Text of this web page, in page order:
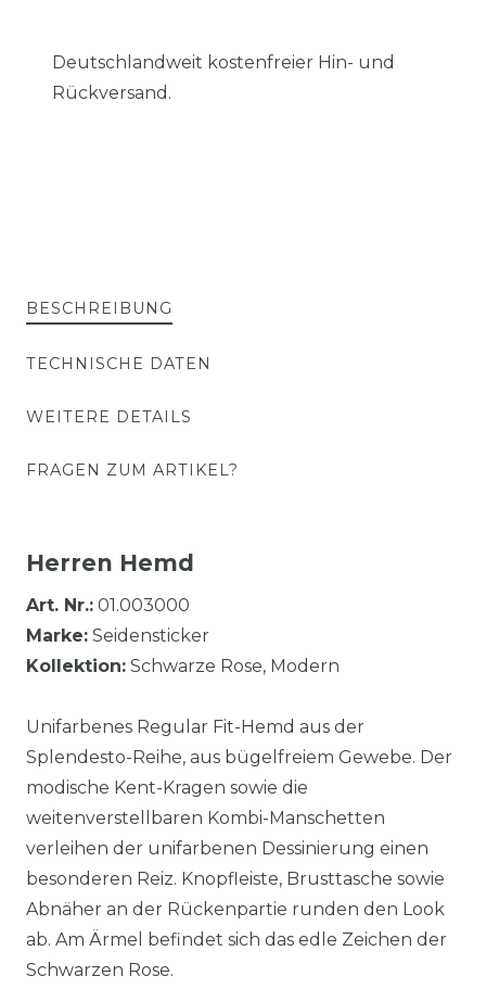
Deutschlandweit kostenfreier Hin- und
Rückversand.
BESCHREIBUNG
TECHNISCHE DATEN
WEITERE DETAILS
FRAGEN ZUM ARTIKEL?
Herren Hemd
Art. Nr.: 01.003000
Marke: Seidensticker
Kollektion: Schwarze Rose, Modern
Unifarbenes Regular Fit-Hemd aus der
Splendesto-Reihe, aus bügelfreiem Gewebe. Der
modische Kent-Kragen sowie die
weitenverstellbaren Kombi-Manschetten
verleihen der unifarbenen Dessinierung einen
besonderen Reiz. Knopfleiste, Brusttasche sowie
Abnäher an der Rückenpartie runden den Look
ab. Am Ärmel befindet sich das edle Zeichen der
Schwarzen Rose.